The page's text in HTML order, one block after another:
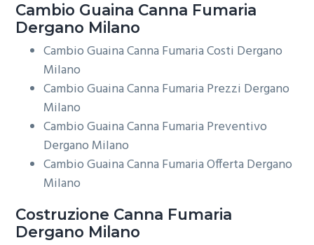
Cambio Guaina Canna Fumaria
Dergano Milano
Cambio Guaina Canna Fumaria Costi Dergano
Milano
Cambio Guaina Canna Fumaria Prezzi Dergano
Milano
Cambio Guaina Canna Fumaria Preventivo
Dergano Milano
Cambio Guaina Canna Fumaria Offerta Dergano
Milano
Costruzione Canna Fumaria
Dergano Milano